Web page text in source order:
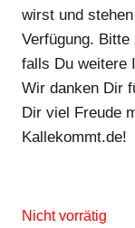
wirst und
Verfügung.
falls Du weitere
Wir danken Dir
Dir viel Freude
Kallekommt.de!
Nicht vorrätig